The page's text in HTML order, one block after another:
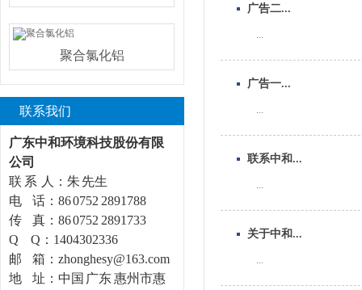
聚合氯化铝
联系我们
广东中和环境科技股份有限
公司
联 系 人：朱 先生
电 话：86 0752 2891788
传 真：86 0752 2891733
Q Q：1404302336
邮 箱：zhonghesy@163.com
地 址：中国 广东 惠州市惠
广告二...
...
广告一...
...
联系中和...
...
关于中和...
...